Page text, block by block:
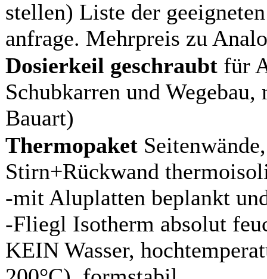
stellen) Liste der
anfrage. Mehrpreis zu
Dosierkeil geschraubt für
Schubkarren und
Bauart)
Thermopaket
Stirn+Rückwand
-mit Aluplatten beplankt
-Fliegl Isotherm absolut
KEIN Wasser,